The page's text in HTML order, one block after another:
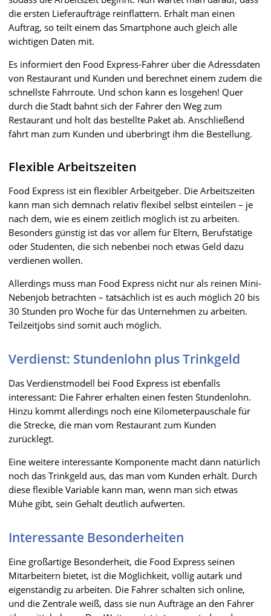
die ersten Lieferaufträge reinflattern. Erhält man einen
Auftrag, so teilt einem das Smartphone auch gleich alle
wichtigen Daten mit.
Es informiert den Food Express-Fahrer über die Adressdaten
von Restaurant und Kunden und berechnet einem zudem die
schnellste Fahrroute. Und schon kann es losgehen! Quer
durch die Stadt bahnt sich der Fahrer den Weg zum
Restaurant und holt das bestellte Paket ab. Anschließend
fährt man zum Kunden und überbringt ihm die Bestellung.
Flexible Arbeitszeiten
Food Express ist ein flexibler Arbeitgeber. Die Arbeitszeiten
kann man sich demnach relativ flexibel selbst einteilen – je
nach dem, wie es einem zeitlich möglich ist zu arbeiten.
Besonders günstig ist das vor allem für Eltern, Berufstätige
oder Studenten, die sich nebenbei noch etwas Geld dazu
verdienen wollen.
Allerdings muss man Food Express nicht nur als reinen Mini-
Nebenjob betrachten – tatsächlich ist es auch möglich 20 bis
30 Stunden pro Woche für das Unternehmen zu arbeiten.
Teilzeitjobs sind somit auch möglich.
Verdienst: Stundenlohn plus Trinkgeld
Das Verdienstmodell bei Food Express ist ebenfalls
interessant: Die Fahrer erhalten einen festen Stundenlohn.
Hinzu kommt allerdings noch eine Kilometerpauschale für
die Strecke, die man vom Restaurant zum Kunden
zurücklegt.
Eine weitere interessante Komponente macht dann natürlich
noch das Trinkgeld aus, das man vom Kunden erhält. Durch
diese flexible Variable kann man, wenn man sich etwas
Mühe gibt, sein Gehalt deutlich aufwerten.
Interessante Besonderheiten
Eine großartige Besonderheit, die Food Express seinen
Mitarbeitern bietet, ist die Möglichkeit, völlig autark und
eigenständig zu arbeiten. Die Fahrer schalten sich online,
und die Zentrale weiß, dass sie nun Aufträge an den Fahrer